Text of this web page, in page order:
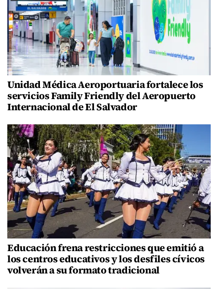
Unidad Médica Aeroportuaria fortalece los
servicios Family Friendly del Aeropuerto
Internacional de El Salvador
Educación frena restricciones que emitió a
los centros educativos y los desfiles cívicos
volverán a su formato tradicional